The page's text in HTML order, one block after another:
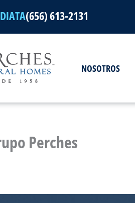
(656) 613-2131
NOSOTROS
Perches